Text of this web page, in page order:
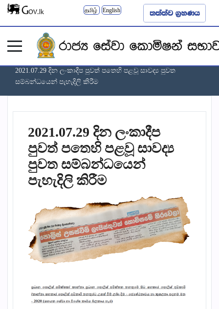
தமிழ் English
ඔබ මෙතැනය:
2021.07.29 දින ලංකාදීප පුවත් පතෙහි පළවූ සාවද්‍ය පුවත
සම්බන්ධයෙන් පැහැදිලි කිරීම
2021.07.29 දින ලංකාදීප
පුවත් පතෙහි පළවූ සාවද්‍ය
පුවත සම්බන්ධයෙන්
පැහැදිලි කිරීම